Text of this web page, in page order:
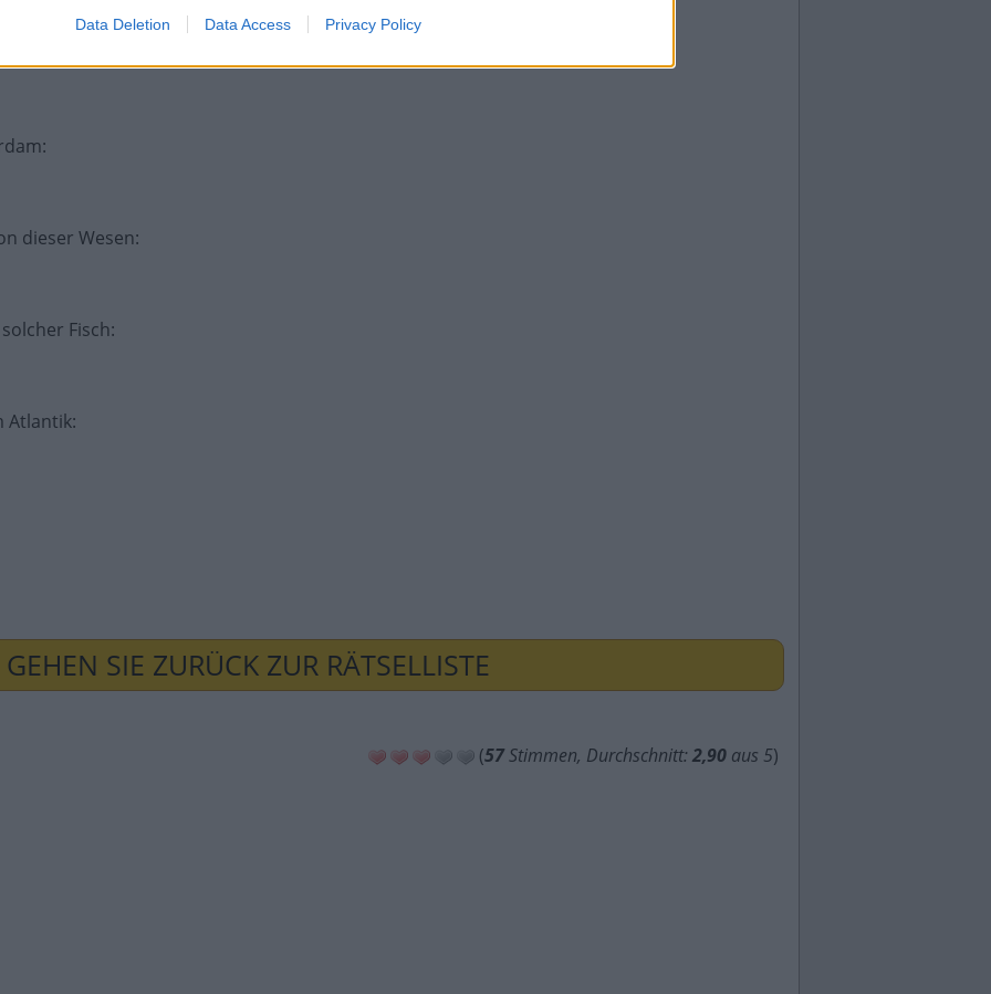
Data Deletion Data Access Privacy Policy
:
dieser Wesen:
Fisch:
Atlantik:
GEHEN SIE ZURÜCK ZUR RÄTSELLISTE
(57Stimmen, Durchschnitt: 2,90 aus 5)